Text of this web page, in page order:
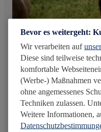
Oktober 2025
Lieferanten als
senken wir
Partnern
Bevor es weitergeht:
Wir verarbeiten auf
Diese sind teilweise
komfortable
(Werbe-) Maßnahmen
ohne angemessenes
Techniken zulassen.
Weitere Informationen,